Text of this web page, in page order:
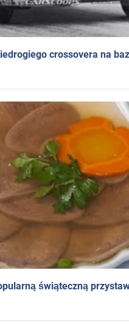
crossovera na
świąteczną